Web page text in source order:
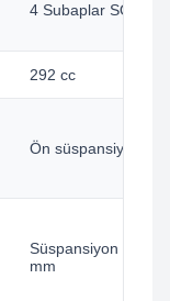
4 Subaplar SOHC
292 cc
Ön süspansiyon
Süspansiyon Tek
mm